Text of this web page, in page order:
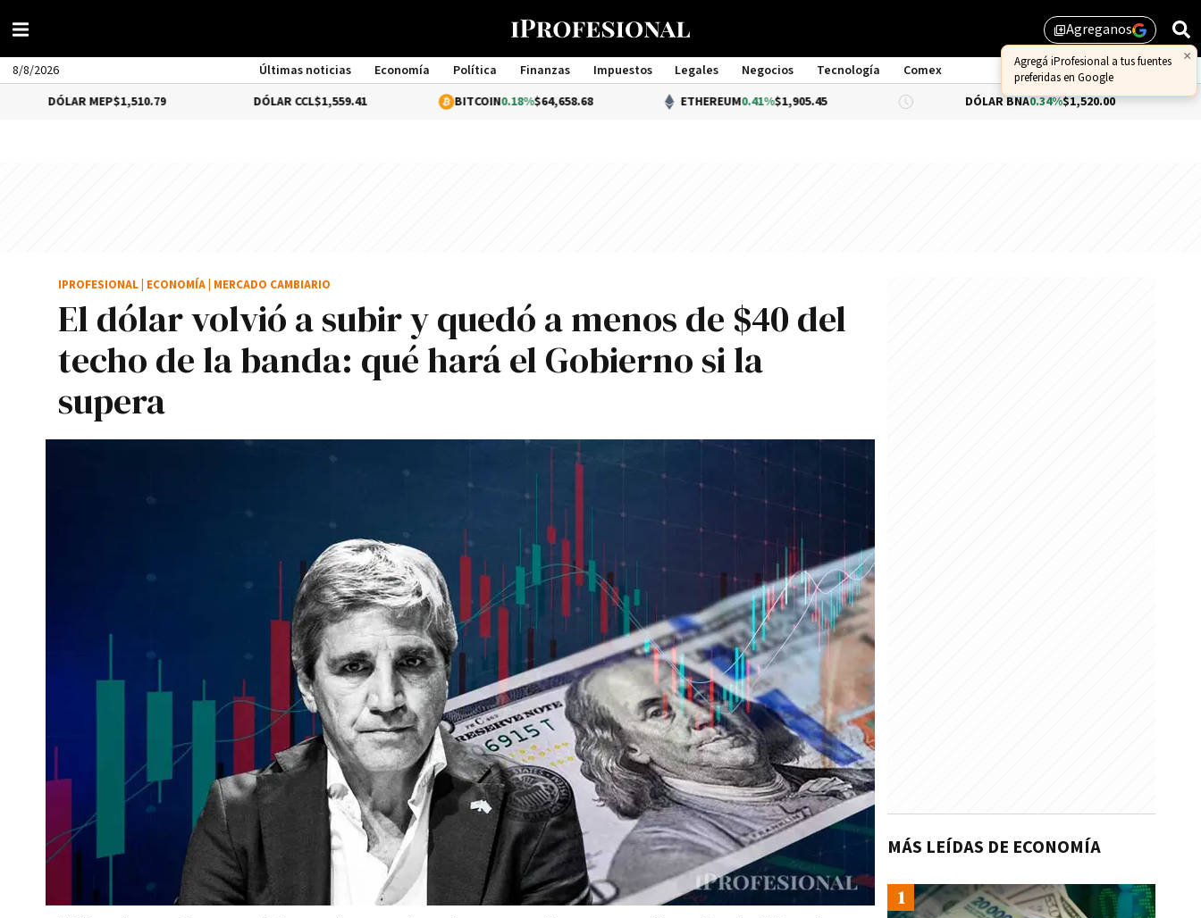
library_addAgreganos
×
Agregá iProfesional a tus fuentes
preferidas en Google
8/8/2026 Últimas noticias Economía Política Finanzas Impuestos Legales Negocios Tecnología
Comex
Management
MEP$1,510.79 $1,559.41 BITCOIN0.18%$64,658.68 ETHEREUM 0.41%$1,905.45 DÓLAR BNA0.34%$1,520.00 DÓLAR
El dólar volvió a subir y quedó a menos de $40 del
techo de la banda: qué hará el Gobierno si la
supera
IPROFESIONAL ECONOMÍA MERCADO CAMBIARIO
MÁS LEÍDAS DE ECONOMÍA